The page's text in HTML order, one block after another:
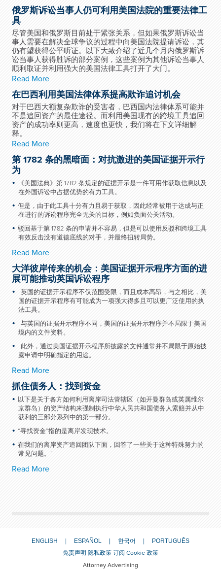
俄罗斯诉讼当事人仍可利用美国法院的重要法律工
具
尽管美国和俄罗斯目前处于紧张关系，但如果俄罗斯诉讼当
事人需要在解决全球争议的过程中向美国法院提请诉讼，其
仍有望获得公平听证。以下大致介绍了近几个月内俄罗斯诉
讼当事人获得胜诉的部分案例，这些案例为其他诉讼当事人
顺利取证并利用强大的美国法律工具打开了大门。
Read More
在巴西利用美国法律体系提高欺诈追讨机会
对于巴西大额复杂欺诈的受害者，巴西国内法律体系可能并
不是追回资产的最佳途径。而利用美国现有的跨境工具追回
资产的成功率则更高，速度也更快，我们将在下文详细解
释。
Read More
第 1782 条的黑暗面：对抗激进的美国证据开示行
为
《美国法典》第1782 条规定的证据开示是一件可用作获取信息以及
在外国诉讼中占据优势的有力工具。
但是，由于此工具十分有力且易于获取，因此经常被用于达成与正
在进行的诉讼程序完全无关的目标，例如负面公关活动。
驳回基于第1782 条的申请并不容易，但是可以使用反驳和跨境工具
有效反击没有道德底线的对手，并最终扭转局势。
Read More
大洋彼岸传来的机会：美国证据开示程序方面的进
展可能推动英国诉讼程序
 英国的证据开示程序不仅范围受限，而且成本高昂，与之相比，美
国的证据开示程序有可能成为一项强大得多且可以更广泛使用的执
法工具。
 与英国的证据开示程序不同，美国的证据开示程序并不局限于美国
境内的文件资料。
 此外，通过美国证据开示程序所披露的文件通常并不局限于原始披
露申请中明确指定的用途。
Read More
抓住债务人：找到资金
以下是关于各方如何利用离岸司法管辖区（如开曼群岛或英属维尔
京群岛）的资产结构来强制执行中华人民共和国债务人索赔并从中
获利的三部分系列中的第一部分。
“寻找资金”指的是离岸发现技术。
在我们的离岸资产追回团队下面，回答了一些关于这种特殊努力的
常见问题。“
Read More
ENGLISH ESPAÑOL 한국어
PORTUGUÊS
免责声明 隐私政策 订阅 Cookie 政策
Attorney Advertising